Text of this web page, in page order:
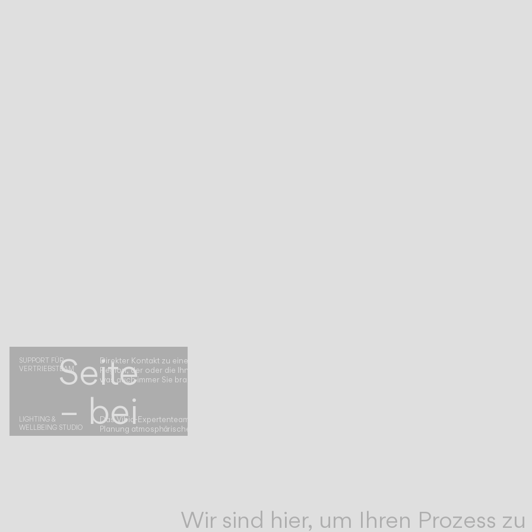
Seite
– bei
jedem
SUPPORT FÜR
VERTRIEBSTEAM
Direkter Kontakt zu einem Vibia-Vertreter in Ihrer
Region, der oder die Ihnen bei allem weiterhilft,
was auch immer Sie brauchen.
LIGHTING &
WELLBEING STUDIO
Das Vibia-Expertenteam begleitet Sie bei der
Planung atmosphärischer Raumkonzepte.
Wir sind hier, um Ihren Prozess